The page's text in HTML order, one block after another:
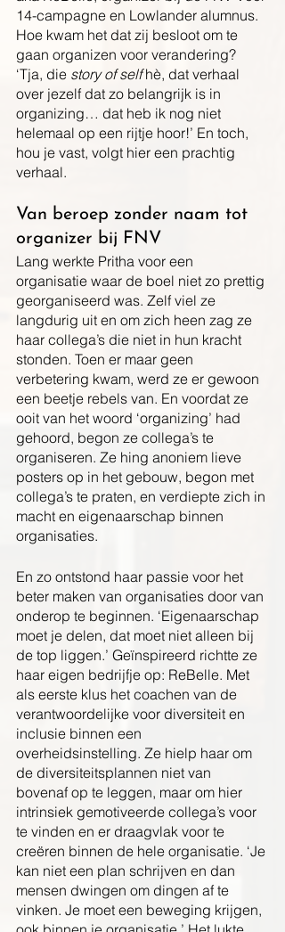
14-campagne en Lowlander alumnus.
Hoe kwam het dat zij besloot om te
gaan organizen voor verandering?
‘Tja, die story of self hè, dat verhaal
over jezelf dat zo belangrijk is in
organizing… dat heb ik nog niet
helemaal op een rijtje hoor!’ En toch,
hou je vast, volgt hier een prachtig
verhaal.
Van beroep zonder naam tot
organizer bij FNV
Lang werkte Pritha voor een
organisatie waar de boel niet zo prettig
georganiseerd was. Zelf viel ze
langdurig uit en om zich heen zag ze
haar collega’s die niet in hun kracht
stonden. Toen er maar geen
verbetering kwam, werd ze er gewoon
een beetje rebels van. En voordat ze
ooit van het woord ‘organizing’ had
gehoord, begon ze collega’s te
organiseren. Ze hing anoniem lieve
posters op in het gebouw, begon met
collega’s te praten, en verdiepte zich in
macht en eigenaarschap binnen
organisaties.
En zo ontstond haar passie voor het
beter maken van organisaties door van
onderop te beginnen. ‘Eigenaarschap
moet je delen, dat moet niet alleen bij
de top liggen.’ Geïnspireerd richtte ze
haar eigen bedrijfje op: ReBelle. Met
als eerste klus het coachen van de
verantwoordelijke voor diversiteit en
inclusie binnen een
overheidsinstelling. Ze hielp haar om
de diversiteitsplannen niet van
bovenaf op te leggen, maar om hier
intrinsiek gemotiveerde collega’s voor
te vinden en er draagvlak voor te
creëren binnen de hele organisatie. ‘Je
kan niet een plan schrijven en dan
mensen dwingen om dingen af te
vinken. Je moet een beweging krijgen,